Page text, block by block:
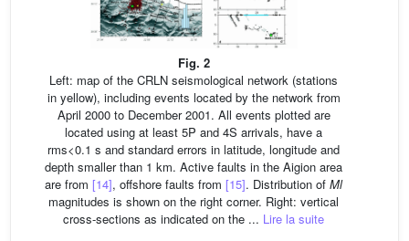
Fig. 2
Left: map of the CRLN seismological network (stations
in yellow), including events located by the network from
April 2000 to December 2001. All events plotted are
located using at least 5P and 4S arrivals, have a
rms<0.1 s and standard errors in latitude, longitude and
depth smaller than 1 km. Active faults in the Aigion area
are from [14], offshore faults from [15]. Distribution of Ml
magnitudes is shown on the right corner. Right: vertical
cross-sections as indicated on the ... Lire la suite